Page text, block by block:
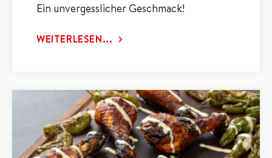
Ein unvergesslicher Geschmack!
WEITERLESEN...